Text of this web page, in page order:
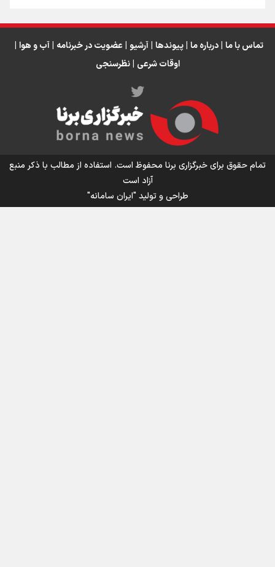
اینفو برنا/ میزان مالیات بر ارزش افزوده چقدر است؟
تماس با ما | درباره ما | پیوندها | آرشیو | عضویت در خبرنامه | آب و هوا |
اوقات شرعی | نظرسنجی
تمام حقوق برای خبرگزاری برنا محفوظ است. استفاده از مطالب با ذکر منبع
آزاد است
طراحی و تولید"ایران سامانه"